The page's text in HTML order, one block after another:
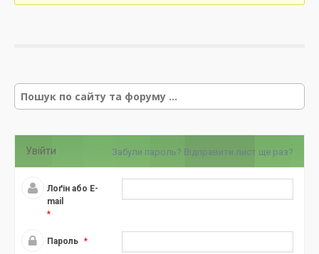
Р
е
у
Увійти Забули пароль? Відправити лист ще раз?
Лоґін або E-
mail
*
Пароль *